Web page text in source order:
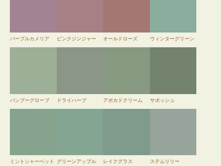
パープルカメリア ピンクジンジャー オールドローズ ウィンターグリーン
バンブーグローブ ドライハーブ アボカドクリーム サボッシュ
ミントシャーベット グリーンアップル レイクグラス ステムリリー